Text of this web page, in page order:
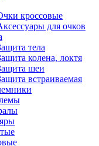
кроссовые
для очков
тела
колена, локтя
шеи
встраиваемая